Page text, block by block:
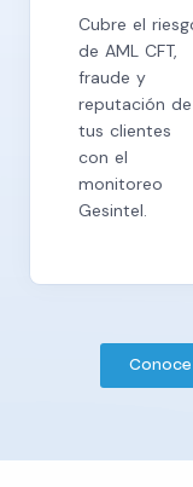
registro de
clientes y evita
riesgos de
financieros en
tiempo real.